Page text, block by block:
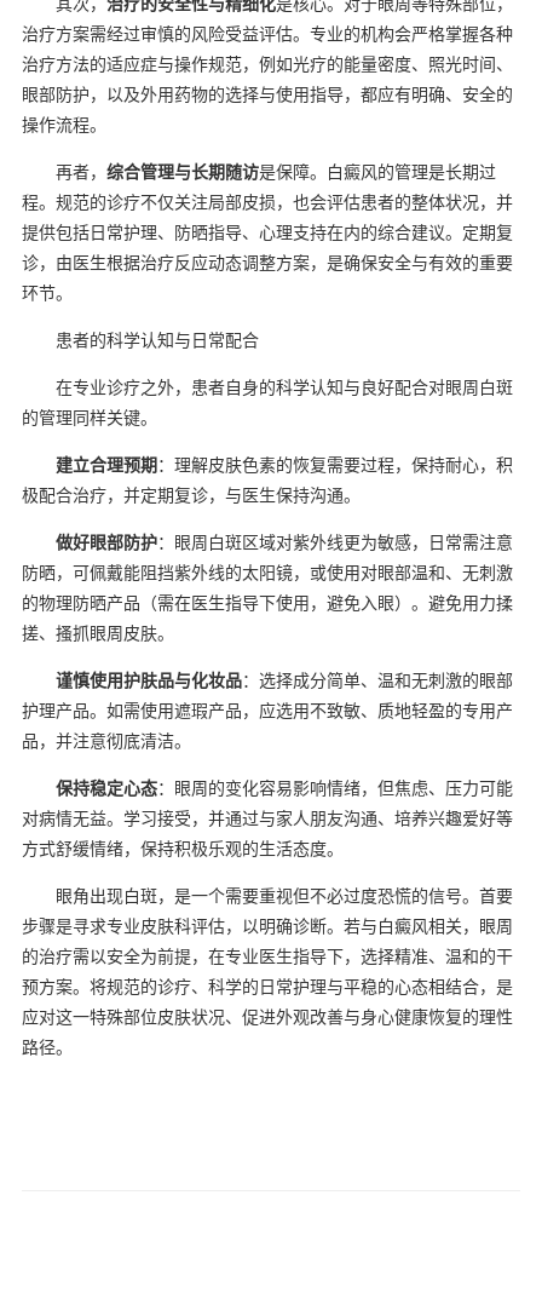
治疗方案需经过审慎的风险受益评估。专业的机构会严格掌握各种
治疗方法的适应症与操作规范，例如光疗的能量密度、照光时间、
眼部防护，以及外用药物的选择与使用指导，都应有明确、安全的
操作流程。
再者， 综合管理与长期随访是保障。白癜风的管理是长期过
程。规范的诊疗不仅关注局部皮损，也会评估患者的整体状况，并
提供包括日常护理、防晒指导、心理支持在内的综合建议。定期复
诊，由医生根据治疗反应动态调整方案，是确保安全与有效的重要
环节。
患者的科学认知与日常配合
在专业诊疗之外，患者自身的科学认知与良好配合对眼周白斑
的管理同样关键。
建立合理预期 ：理解皮肤色素的恢复需要过程，保持耐心，积
极配合治疗，并定期复诊，与医生保持沟通。
做好眼部防护：眼周白斑区域对紫外线更为敏感，日常需注意
防晒，可佩戴能阻挡紫外线的太阳镜，或使用对眼部温和、无刺激
的物理防晒产品（需在医生指导下使用，避免入眼）。避免用力揉
搓、搔抓眼周皮肤。
谨慎使用护肤品与化妆品：选择成分简单、温和无刺激的眼部
护理产品。如需使用遮瑕产品，应选用不致敏、质地轻盈的专用产
品，并注意彻底清洁。
保持稳定心态：眼周的变化容易影响情绪，但焦虑、压力可能
对病情无益。学习接受，并通过与家人朋友沟通、培养兴趣爱好等
方式舒缓情绪，保持积极乐观的生活态度。
眼角出现白斑，是一个需要重视但不必过度恐慌的信号。首要
步骤是寻求专业皮肤科评估，以明确诊断。若与白癜风相关，眼周
的治疗需以安全为前提，在专业医生指导下，选择精准、温和的干
预方案。将规范的诊疗、科学的日常护理与平稳的心态相结合，是
应对这一特殊部位皮肤状况、促进外观改善与身心健康恢复的理性
路径。